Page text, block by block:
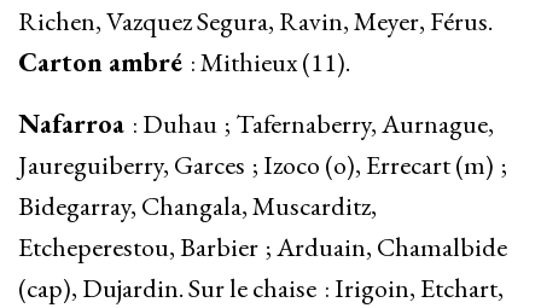
Richen, Vazquez Segura, Ravin, Meyer, Férus.
Carton ambré : Mithieux (11).
Nafarroa : Duhau ; Tafernaberry, Aurnague,
Jaureguiberry, Garces ; Izoco (o), Errecart (m) ;
Bidegarray, Changala, Muscarditz,
Etcheperestou, Barbier ; Arduain, Chamalbide
(cap), Dujardin. Sur le chaise : Irigoin, Etchart,